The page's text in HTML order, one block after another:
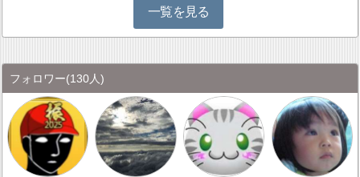
一覧を見る
フォロワー(130人)